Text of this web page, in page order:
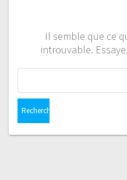
Il semble que ce
introuvable.